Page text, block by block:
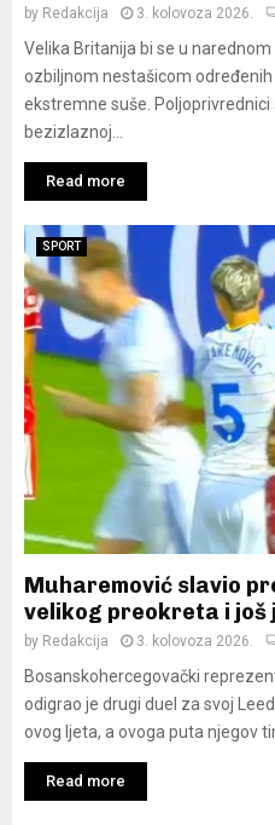
by Redakcija 3. kolovoza 2026.
Velika Britanija bi se u
ozbiljnom nestašicom
ekstremne suše.
bezizlaznoj...
Read more
SPORT
Muharemović slavio
velikog preokreta i još
by Redakcija 3. kolovoza 2026.
Bosanskohercegovački
odigrao je drugi duel za svoj
ovog ljeta, a ovoga puta njegov
Read more